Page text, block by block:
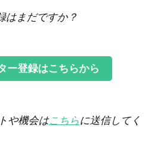
はまだですか？
ー登録はこちらから
や機会はこちらに送信してく